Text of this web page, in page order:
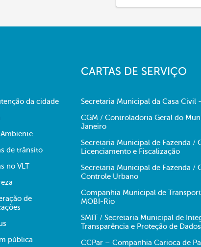
da cidade
de trânsito
no VLT
de
pública
CARTAS DE SERVIÇO
Secretaria Municipal da Casa Civil
CGM / Controladoria Geral do
Janeiro
Secretaria Municipal de Fazenda /
Licenciamento e Fiscalização
Secretaria Municipal de Fazenda /
Controle Urbano
Companhia Municipal de
MOBI-Rio
SMIT / Secretaria Municipal de
Transparência e Proteção de Dados
CCPar – Companhia Carioca de